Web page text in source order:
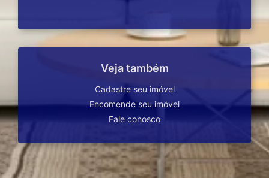
Veja também
Cadastre seu imóvel
Encomende seu imóvel
Fale conosco